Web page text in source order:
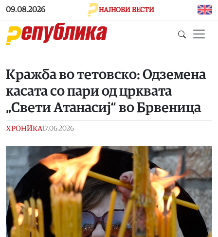
Skip to main content
09.08.2026 НАЈНОВИ ВЕСТИ
Кражба во тетовско: Одземена
касата со пари од црквата
„Свети Атанасиј“ во Брвеница
ХРОНИКА17.06.2026